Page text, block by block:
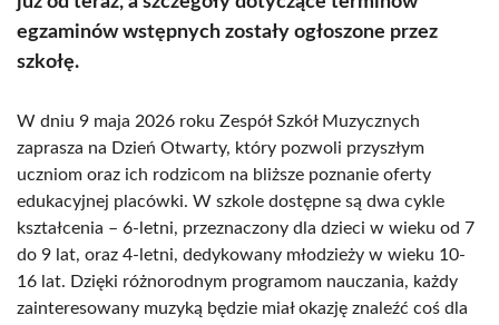
egzaminów wstępnych zostały ogłoszone przez
szkołę.
W dniu 9 maja 2026 roku Zespół Szkół Muzycznych
zaprasza na Dzień Otwarty, który pozwoli przyszłym
uczniom oraz ich rodzicom na bliższe poznanie oferty
edukacyjnej placówki. W szkole dostępne są dwa cykle
kształcenia – 6-letni, przeznaczony dla dzieci w wieku od 7
do 9 lat, oraz 4-letni, dedykowany młodzieży w wieku 10-
16 lat. Dzięki różnorodnym programom nauczania, każdy
zainteresowany muzyką będzie miał okazję znaleźć coś dla